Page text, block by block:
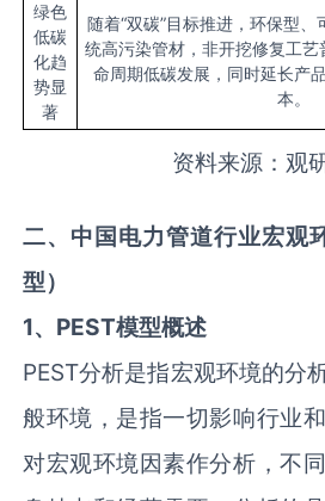
绿色
低碳
化趋
势显
著
随着“双碳”目标推进，环保型
统高污染管材，非开挖修复工
命周期低碳发展，同时延长产
本。
资料来源：观
二、中国电力管道行业宏观
型）
1、PEST模型概述
PEST分析是指宏观环境的分
般环境，是指一切影响行业
对宏观环境因素作分析，不